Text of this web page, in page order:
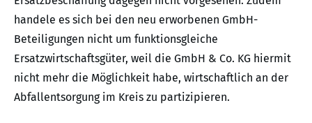
handele es sich bei den neu erworbenen GmbH-
Beteiligungen nicht um funktionsgleiche
Ersatzwirtschaftsgüter, weil die GmbH & Co. KG hiermit
nicht mehr die Möglichkeit habe, wirtschaftlich an der
Abfallentsorgung im Kreis zu partizipieren.